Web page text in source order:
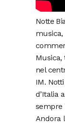
Notte
musica,
Musica,
nel
IM.
d’Italia
sempre
Andora